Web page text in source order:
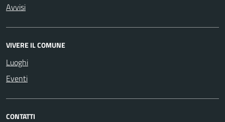
Avvisi
VIVERE IL COMUNE
Luoghi
Eventi
CONTATTI